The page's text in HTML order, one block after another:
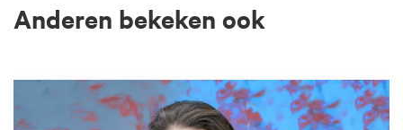
Anderen bekeken ook